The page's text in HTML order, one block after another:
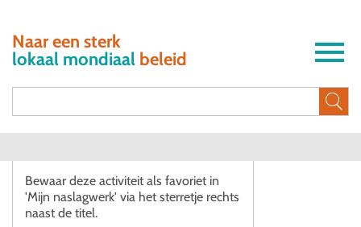
Naar een sterk
lokaal mondiaal beleid
Bewaar deze activiteit als favoriet in
'Mijn naslagwerk' via het sterretje rechts
naast de titel.